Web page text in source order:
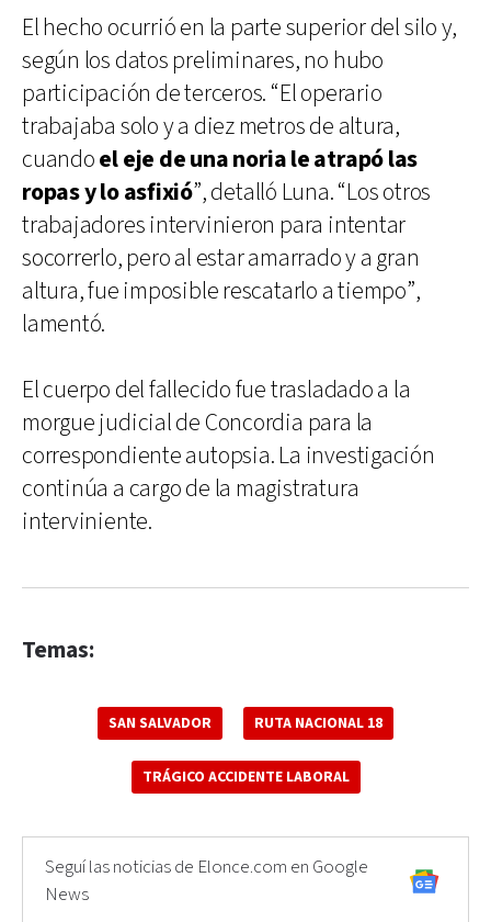
El hecho ocurrió en la parte superior del silo y,
según los datos preliminares, no hubo
participación de terceros. “El operario
trabajaba solo y a diez metros de altura,
cuandoel eje de una noria le atrapó las
ropas y lo asfixió”, detalló Luna. “Los otros
trabajadores intervinieron para intentar
socorrerlo, pero al estar amarrado y a gran
altura, fue imposible rescatarlo a tiempo”,
lamentó.
El cuerpo del fallecido fue trasladado a la
morgue judicial de Concordia para la
correspondiente autopsia. La investigación
continúa a cargo de la magistratura
interviniente.
Temas:
SAN SALVADOR RUTA NACIONAL 18
TRÁGICO ACCIDENTE LABORAL
Seguí las noticias de Elonce.com en Google
News